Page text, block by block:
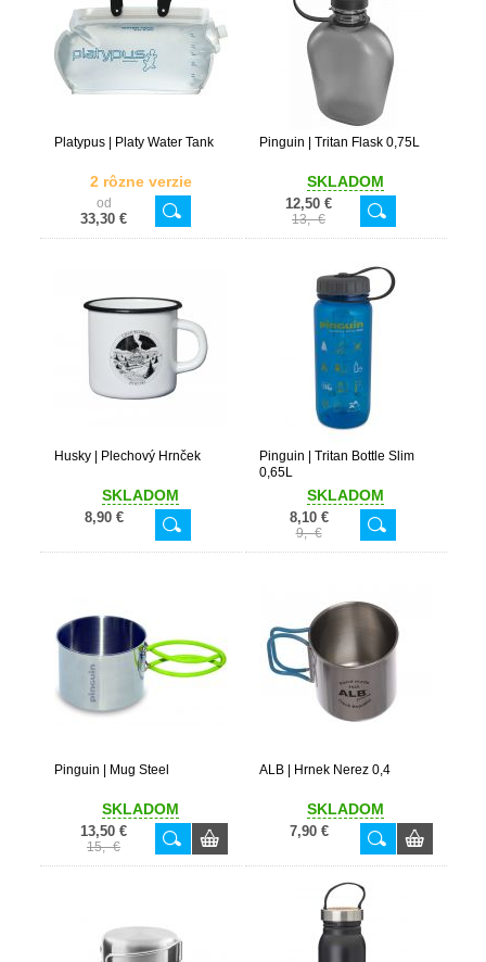
Platypus | Platy Water Tank
2 rôzne verzie
od
33,30 €
Pinguin | Tritan Flask 0,75L
SKLADOM
12,50 €
13,- €
Husky | Plechový Hrnček
SKLADOM
8,90 €
Pinguin | Tritan Bottle Slim
0,65L
SKLADOM
8,10 €
9,- €
Pinguin | Mug Steel
SKLADOM
13,50 €
15,- €
ALB | Hrnek Nerez 0,4
SKLADOM
7,90 €